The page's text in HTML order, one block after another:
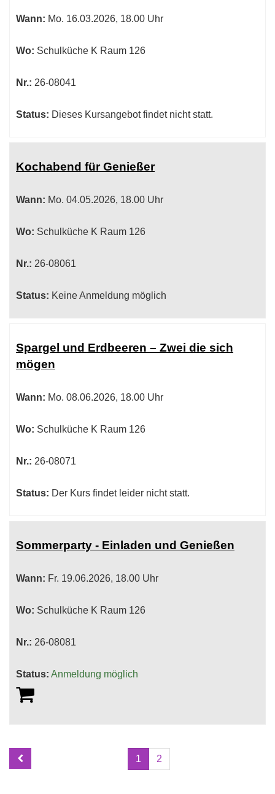
werden.
Wann: Mo. 16.03.2026, 18.00 Uhr
Wo: Schulküche K Raum 126
Nr.: 26-08041
Status: Dieses Kursangebot findet nicht statt.
Kochabend für Genießer
Wann: Mo. 04.05.2026, 18.00 Uhr
Wo: Schulküche K Raum 126
Nr.: 26-08061
Status: Keine Anmeldung möglich
Spargel und Erdbeeren – Zwei die sich
mögen
Wann: Mo. 08.06.2026, 18.00 Uhr
Wo: Schulküche K Raum 126
Nr.: 26-08071
Status: Der Kurs findet leider nicht statt.
Sommerparty - Einladen und Genießen
Wann: Fr. 19.06.2026, 18.00 Uhr
Wo: Schulküche K Raum 126
Nr.: 26-08081
Status: Anmeldung möglich
Seite
1
Seiten
blättern
1 2